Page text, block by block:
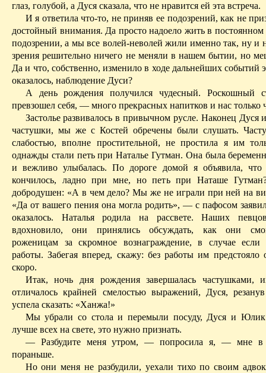
глаз, голубой, а Дуся сказала, что не нравится ей эта встреча.
И я ответила что-то, не приняв ее подозрений, как не
достойный внимания. Да просто надоело жить в
подозрении, а мы все волей-неволей жили именно так, ну и
зрения решительно ничего не меняли в нашем бытии, но
Да и что, собственно, изменило в ходе дальнейших событий
оказалось, наблюдение Дуси?
А день рождения получился чудесный. Роскошный
превзошел себя, — много прекрасных напитков и нас только
Застолье развивалось в привычном русле. Наконец
частушки, мы же с Костей обречены были слушать.
слабо­стью, вполне простительной, непростила я им
однажды стали петь при Наталье Гутман. Она была
и вежливо улыбалась. По дороге домой я объявила, что
кончилось, ладно при мне, но петь при Наташе Гутман
добродушен: «А в чем дело? Мы же не играли при ней на
«Да от вашего пения она могла родить», — с пафосом
оказалось. Наталья родила на рассвете. Наших
вдохновило, они принялись обсуждать, как они
роженицам за скромное вознаграждение, в случае если
работы. Забегая вперед, скажу: без работы им предстояло
скоро.
Итак, ночь дня рождения завершалась частушками,
отличалось крайней смелостью выражений, Дуся,
успела сказать: «Ханжа!»
Мы убрали со стола и перемыли посуду, Дуся и
лучше всех на свете, это нужно признать.
— Разбудите меня утром, — попросила я, — мне в
пораньше.
Но они меня не разбудили, уехали тихо по своим